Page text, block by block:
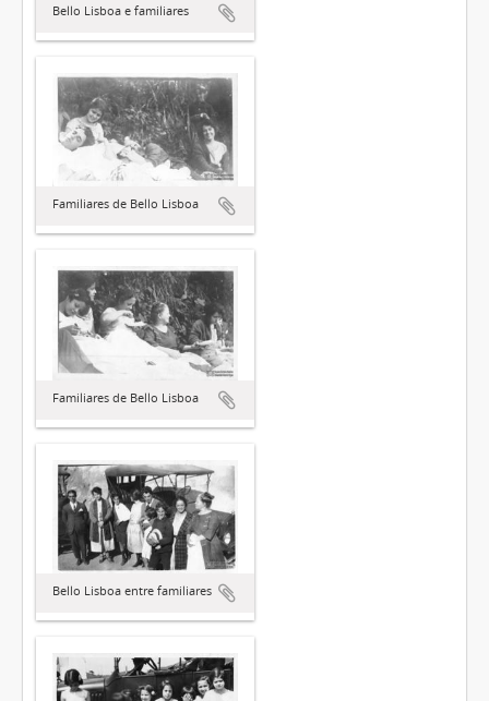
Bello Lisboa e familiares
Familiares de Bello Lisboa
Familiares de Bello Lisboa
Bello Lisboa entre familiares